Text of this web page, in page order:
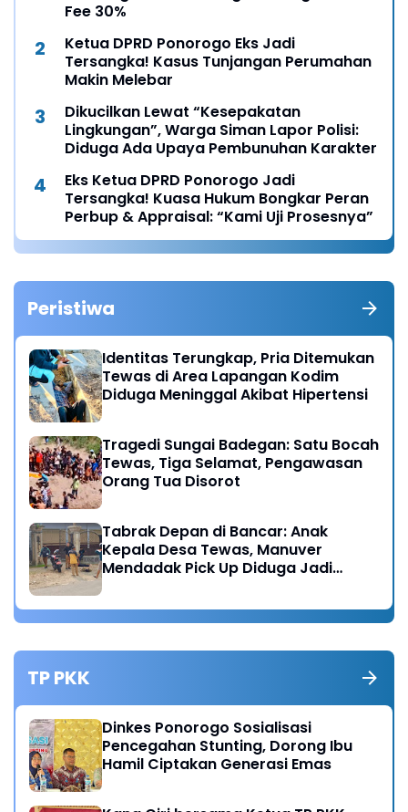
Fee 30%
Ketua DPRD Ponorogo Eks Jadi
Tersangka! Kasus Tunjangan Perumahan
Makin Melebar
Dikucilkan Lewat “Kesepakatan
Lingkungan”, Warga Siman Lapor Polisi:
Diduga Ada Upaya Pembunuhan Karakter
Eks Ketua DPRD Ponorogo Jadi
Tersangka! Kuasa Hukum Bongkar Peran
Perbup & Appraisal: “Kami Uji Prosesnya”
Peristiwa
Identitas Terungkap, Pria Ditemukan
Tewas di Area Lapangan Kodim
Diduga Meninggal Akibat Hipertensi
Tragedi Sungai Badegan: Satu Bocah
Tewas, Tiga Selamat, Pengawasan
Orang Tua Disorot
Tabrak Depan di Bancar: Anak
Kepala Desa Tewas, Manuver
Mendadak Pick Up Diduga Jadi
TP PKK
Dinkes Ponorogo Sosialisasi
Pencegahan Stunting, Dorong Ibu
Hamil Ciptakan Generasi Emas